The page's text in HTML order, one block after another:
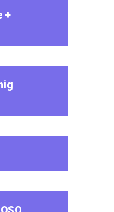
+